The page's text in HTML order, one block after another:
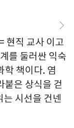
현직 교사 이고
를 둘러싼 익숙
학 책이다. 염
붙은 상식을 걷
시선을 건넨